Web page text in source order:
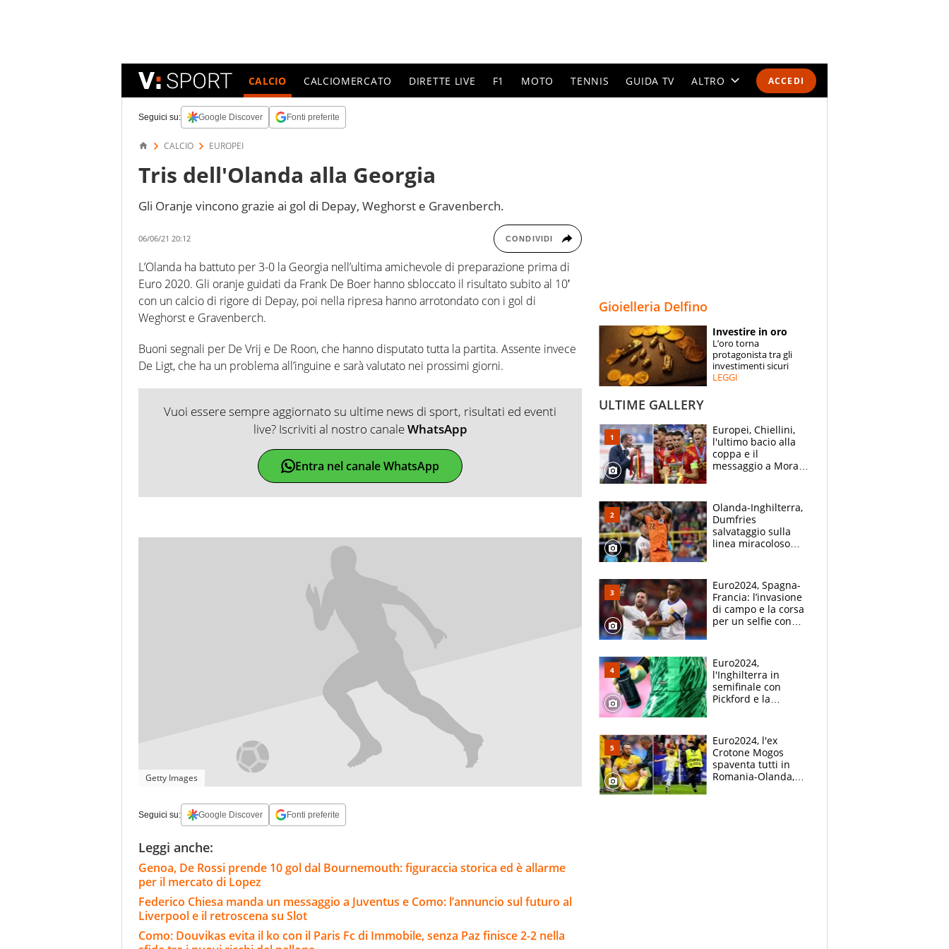
ACCEDI
CALCIO CALCIOMERCATO DIRETTE LIVE F1 MOTO TENNIS GUIDA TV ALTRO
SPECIALI
ESPERTI
Seguici su: Google Discover Fonti preferite
CALCIO EUROPEI
Tris dell'Olanda alla Georgia
Gli Oranje vincono grazie ai gol di Depay, Weghorst e Gravenberch.
06/06/21 20:12 CONDIVIDI
L’Olanda ha battuto per 3-0 la Georgia nell’ultima amichevole di preparazione prima di
Euro 2020. Gli oranje guidati da Frank De Boer hanno sbloccato il risultato subito al 10′
con un calcio di rigore di Depay, poi nella ripresa hanno arrotondato con i gol di
Weghorst e Gravenberch.
Buoni segnali per De Vrij e De Roon, che hanno disputato tutta la partita. Assente invece
De Ligt, che ha un problema all’inguine e sarà valutato nei prossimi giorni.
Vuoi essere sempre aggiornato su ultime news di sport, risultati ed eventi
live? Iscriviti al nostro canaleWhatsApp
Entra nel canale WhatsApp
Getty Images
Seguici su: Google Discover Fonti preferite
Leggi anche:
Genoa, De Rossi prende 10 gol dal Bournemouth: figuraccia storica ed è allarme
per il mercato di Lopez
Federico Chiesa manda un messaggio a Juventus e Como: l’annuncio sul futuro al
Liverpool e il retroscena su Slot
Como: Douvikas evita il ko con il Paris Fc di Immobile, senza Paz finisce 2-2 nella
Gioielleria Delfino
Investire in oro
L’oro torna
protagonista tra gli
investimenti sicuri
LEGGI
ULTIME GALLERY
Europei, Chiellini,
l'ultimo bacio alla
coppa e il
messaggio a Morata
inglesi
Olanda-Inghilterra,
Dumfries
salvataggio sulla
linea miracoloso
montagne russe
Euro2024, Spagna-
Francia: l’invasione
di campo e la corsa
per un selfie con
Euro2024,
l'Inghilterra in
semifinale con
Pickford e la
tuffati a sinistra"
Euro2024, l'ex
Crotone Mogos
spaventa tutti in
Romania-Olanda,